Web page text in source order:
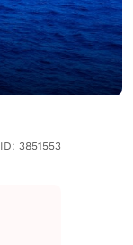
ID: 3851553